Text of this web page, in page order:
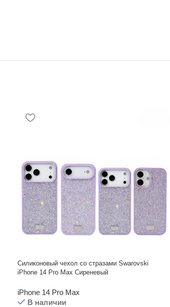
Силиконовый чехол со стразами Swarovski
iPhone 14 Pro Max Сиреневый
iPhone 14 Pro Max
В наличии